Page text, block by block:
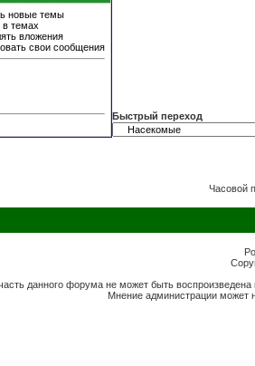
новые темы
в темах
вложения
свои сообщения
Быстрый переход
Часовой
данного форума не может быть
Мнение администрации может